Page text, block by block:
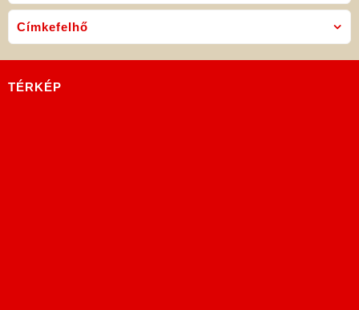
Címkefelhő
TÉRKÉP